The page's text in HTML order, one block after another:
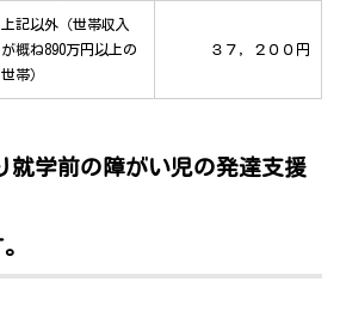
上記以外（世帯収入
が概ね890万円以上の
世帯）
３７，２００円
就学前の障がい児の発達支援